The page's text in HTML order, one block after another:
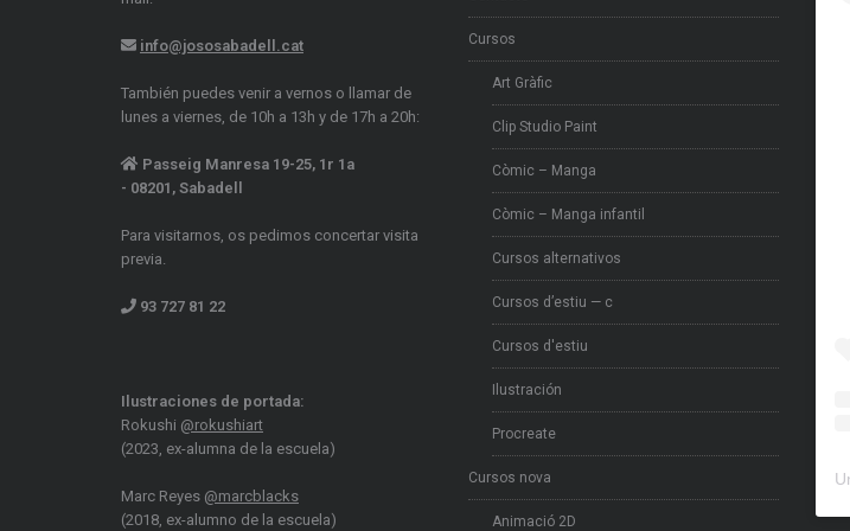
info@jososabadell.cat
También puedes venir a vernos o llamar de
lunes a viernes, de 10h a 13h y de 17h a 20h:
Passeig Manresa 19-25, 1r 1a
- 08201, Sabadell
Para visitarnos, os pedimos concertar visita
previa.
93 727 81 22
Ilustraciones de portada:
Rokushi @rokushiart
(2023, ex-alumna de la escuela)
Marc Reyes @marcblacks
(2018, ex-alumno de la escuela)
Cursos
Art Gràfic
Clip Studio Paint
Còmic – Manga
Còmic – Manga infantil
Cursos alternativos
Cursos d’estiu — c
Cursos d'estiu
Ilustración
Procreate
Cursos nova
Animació 2D